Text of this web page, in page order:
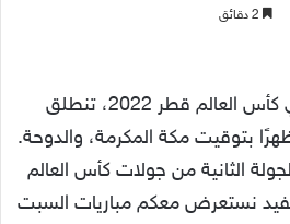
مباريات اليوم السبت في كأس العالم قطر 2022، تنطلق
بتوقيت مكة المكرمة، والدوحة.
الثانية من جولات كأس العالم
نستعرض معكم مباريات السبت